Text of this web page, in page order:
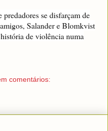
se disfarçam de
Salander e Blomkvist
de violência numa
comentários: